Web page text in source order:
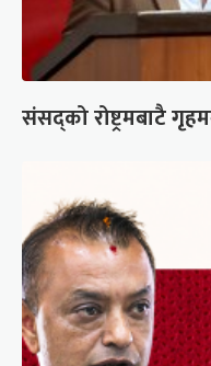
संसद्को रोष्ट्रमबाटै